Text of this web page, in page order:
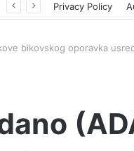
Privacy Policy
bikovskog oporavka